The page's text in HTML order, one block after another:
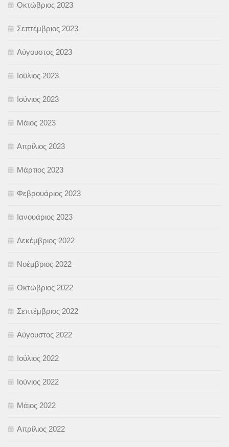
Οκτώβριος 2023
Σεπτέμβριος 2023
Αύγουστος 2023
Ιούλιος 2023
Ιούνιος 2023
Μάιος 2023
Απρίλιος 2023
Μάρτιος 2023
Φεβρουάριος 2023
Ιανουάριος 2023
Δεκέμβριος 2022
Νοέμβριος 2022
Οκτώβριος 2022
Σεπτέμβριος 2022
Αύγουστος 2022
Ιούλιος 2022
Ιούνιος 2022
Μάιος 2022
Απρίλιος 2022